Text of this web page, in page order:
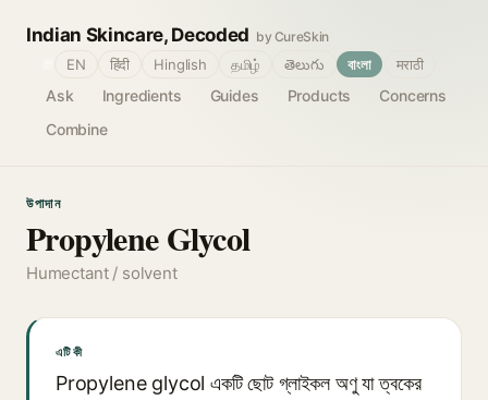
Indian Skincare, Decoded by CureSkin
Ask Ingredients Guides Products
Concerns
Combine
EN हिंदी Hinglish தமிழ் తెలుగు বাংলা मराठी
উপাদান
Propylene Glycol
Humectant / solvent
এটি কী
Propylene glycol একটি ছোট গ্লাইকল অণু যা ত্বকের